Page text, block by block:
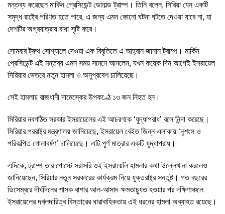
মন্তব্য করেছেন মার্কিন প্রেসিডেন্ট ডোনাল্ড ট্রাম্প। তিনি বলেন, সিরিয়া যেন একটি
সমৃদ্ধ রাষ্ট্রে পরিণত হতে পারে, এ জন্য এমন কোনো ঘটনা ঘটতে দেওয়া যাবে না, যা
দেশটির অগ্রযাত্রায় বাধা সৃষ্টি করে।
সোমবার ট্রুথ সোশ্যালে দেওয়া এক বিবৃতিতে এ আহ্বান জানান ট্রাম্প। মার্কিন
প্রেসিডেন্ট এই মন্তব্য এমন সময় সামনে আনলেন, যখন কয়েক দিন আগেই ইসরায়েল
সিরিয়ার ভেতরে নতুন হামলা ও অনুপ্রবেশ চালিয়েছে।
সেই হামলায় রাজধানী দামেস্কের উপকণ্ঠে ১৩ জন নিহত হন।
সিরিয়ার নবগঠিত সরকার ইসরায়েলের এই আচরণকে ‘যুদ্ধাপরাধ’ বলে নিন্দা করেছে।
সিরিয়ার পররাষ্ট্র মন্ত্রণালয় জানিয়েছে, ইসরায়েল বেইত জিন্ন এলাকায় ‘নৃশংস ও
পরিকল্পিত গোলাবর্ষণ’ চালিয়েছে। এটি পূর্ণ মাত্রার একটি যুদ্ধাপরাধ।
এদিকে, ট্রাম্প তার পোস্টে সরাসরি ওই ইসরায়েলি হামলার কথা উল্লেখ না করলেও
জানিয়েছেন, সিরিয়ার নতুন সরকারের কার্যক্রম নিয়ে যুক্তরাষ্ট্র সন্তুষ্ট। গত বছরের
ডিসেম্বরে দীর্ঘদিনের শাসক বাশার আল-আসাদ ক্ষমতাচ্যুত হওয়ার পর দক্ষিণাঞ্চলে
ইসরায়েলের দখলদারিত্ব বিস্তারের ধারাবাহিকতায় এই ধরনের হামলা অব্যাহত রয়েছে।